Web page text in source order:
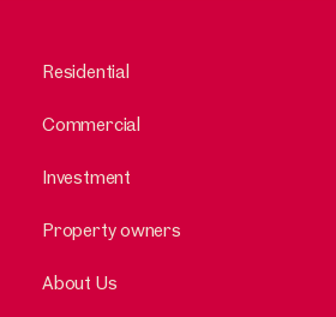
Residential
Commercial
Investment
Property owners
About Us